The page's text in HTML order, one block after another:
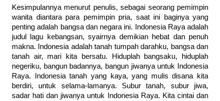
Kesimpulannya menurut penulis, sebagai seorang pemimpin
wanita diantara para pemimpin pria, saat ini baginya yang
penting adalah bangsa dan negara ini. Indonesia Raya adalah
judul lagu kebangsan, syairnya demikian hebat dan penuh
makna. Indonesia adalah tanah tumpah darahku, bangsa dan
tanah air, mari kita bersatu. Hiduplah bangsaku, hiduplah
negeriku, bangun badannya, bangun jiwanya untuk Indonesia
Raya. Indonesia tanah yang kaya, yang mulis disana kita
berdiri, untuk selama-lamanya. Subur tanah, subur jiwa,
sadar hati dan jiwanya untuk Indonesia Raya. Kita cintai dan